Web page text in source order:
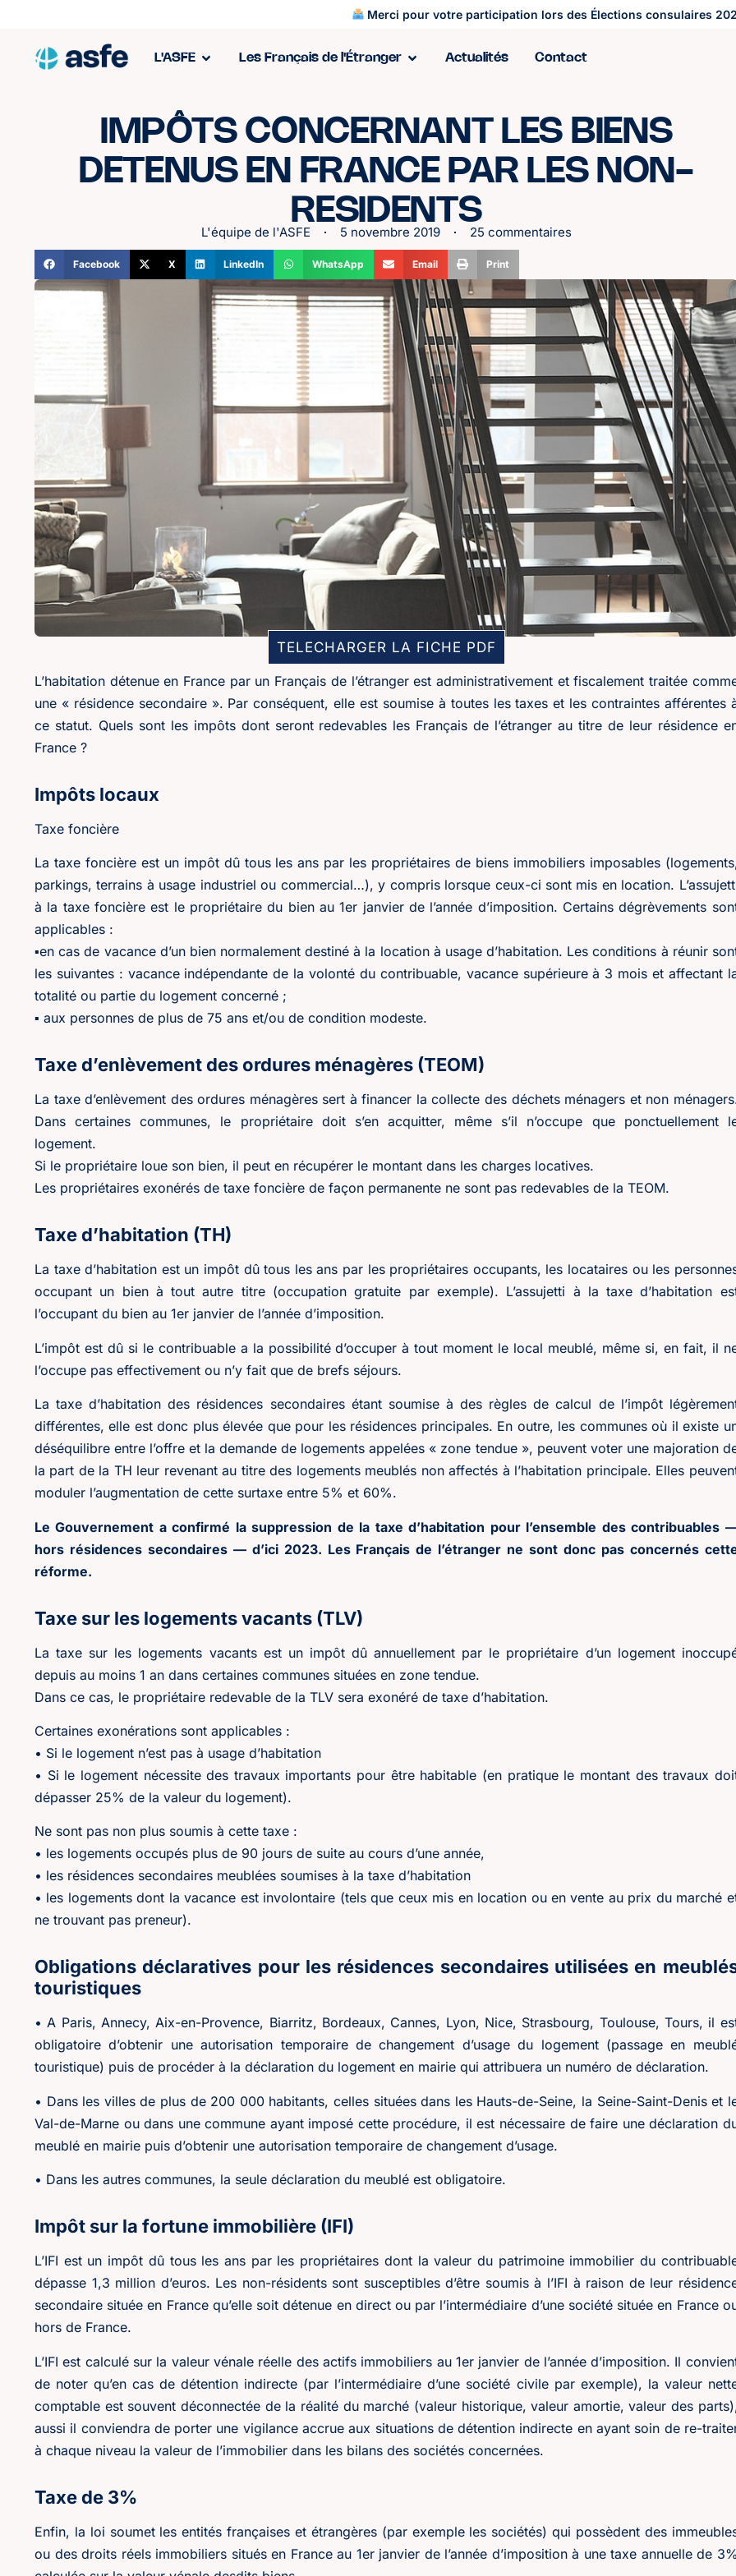
Merci pour votre participation lors des Élections consulaires
L'ASFE Les Français de l'Étranger Actualités Contact
IMPÔTS CONCERNANT LES BIENS
DETENUS EN FRANCE PAR LES NON-
RESIDENTS
L'équipe de l'ASFE 5 novembre 2019 25 commentaires
Facebook X LinkedIn WhatsApp Email Print
TELECHARGER LA FICHE PDF
L’habitation détenue en France par un Français de l’étranger est administrativement et fiscalement traitée
une « résidence secondaire ». Par conséquent, elle est soumise à toutes les taxes et les contraintes afférentes
ce statut. Quels sont les impôts dont seront redevables les Français de l’étranger au titre de leur résidence
France ?
Impôts locaux
Taxe foncière
La taxe foncière est un impôt dû tous les ans par les propriétaires de biens immobiliers imposables
parkings, terrains à usage industriel ou commercial…), y compris lorsque ceux-ci sont mis en location.
à la taxe foncière est le propriétaire du bien au 1er janvier de l’année d’imposition. Certains dégrèvements
applicables :
▪en cas de vacance d’un bien normalement destiné à la location à usage d’habitation. Les conditions à réunir
les suivantes : vacance indépendante de la volonté du contribuable, vacance supérieure à 3 mois et affectant
totalité ou partie du logement concerné ;
▪ aux personnes de plus de 75 ans et/ou de condition modeste.
Taxe d’enlèvement des ordures ménagères (TEOM)
La taxe d’enlèvement des ordures ménagères sert à financer la collecte des déchets ménagers et non
Dans certaines communes, le propriétaire doit s’en acquitter, même s’il n’occupe que ponctuellement
logement.
Si le propriétaire loue son bien, il peut en récupérer le montant dans les charges locatives.
Les propriétaires exonérés de taxe foncière de façon permanente ne sont pas redevables de la TEOM.
Taxe d’habitation (TH)
La taxe d’habitation est un impôt dû tous les ans par les propriétaires occupants, les locataires ou les
occupant un bien à tout autre titre (occupation gratuite par exemple). L’assujetti à la taxe d’habitation
l’occupant du bien au 1er janvier de l’année d’imposition.
L’impôt est dû si le contribuable a la possibilité d’occuper à tout moment le local meublé, même si, en fait, il
l’occupe pas effectivement ou n’y fait que de brefs séjours.
La taxe d’habitation des résidences secondaires étant soumise à des règles de calcul de l’impôt
différentes, elle est donc plus élevée que pour les résidences principales. En outre, les communes où il existe
déséquilibre entre l’offre et la demande de logements appelées « zone tendue », peuvent voter une majoration
la part de la TH leur revenant au titre des logements meublés non affectés à l’habitation principale. Elles
moduler l’augmentation de cette surtaxe entre 5% et 60%.
Le Gouvernement a confirmé la suppression de la taxe d’habitation pour l’ensemble des contribuables
hors résidences secondaires — d’ici 2023. Les Français de l’étranger ne sont donc pas concernés
réforme.
Taxe sur les logements vacants (TLV)
La taxe sur les logements vacants est un impôt dû annuellement par le propriétaire d’un logement
depuis au moins 1 an dans certaines communes situées en zone tendue.
Dans ce cas, le propriétaire redevable de la TLV sera exonéré de taxe d’habitation.
Certaines exonérations sont applicables :
• Si le logement n’est pas à usage d’habitation
• Si le logement nécessite des travaux importants pour être habitable (en pratique le montant des travaux
dépasser 25% de la valeur du logement).
Ne sont pas non plus soumis à cette taxe :
• les logements occupés plus de 90 jours de suite au cours d’une année,
• les résidences secondaires meublées soumises à la taxe d’habitation
• les logements dont la vacance est involontaire (tels que ceux mis en location ou en vente au prix du marché
ne trouvant pas preneur).
Obligations déclaratives pour les résidences secondaires utilisées en
touristiques
• A Paris, Annecy, Aix-en-Provence, Biarritz, Bordeaux, Cannes, Lyon, Nice, Strasbourg, Toulouse, Tours, il
obligatoire d’obtenir une autorisation temporaire de changement d’usage du logement (passage en
touristique) puis de procéder à la déclaration du logement en mairie qui attribuera un numéro de déclaration.
• Dans les villes de plus de 200 000 habitants, celles situées dans les Hauts-de-Seine, la Seine-Saint-Denis et
Val-de-Marne ou dans une commune ayant imposé cette procédure, il est nécessaire de faire une déclaration
meublé en mairie puis d’obtenir une autorisation temporaire de changement d’usage.
• Dans les autres communes, la seule déclaration du meublé est obligatoire.
Impôt sur la fortune immobilière (IFI)
L’IFI est un impôt dû tous les ans par les propriétaires dont la valeur du patrimoine immobilier du
dépasse 1,3 million d’euros. Les non-résidents sont susceptibles d’être soumis à l’IFI à raison de leur
secondaire située en France qu’elle soit détenue en direct ou par l’intermédiaire d’une société située en France
hors de France.
L’IFI est calculé sur la valeur vénale réelle des actifs immobiliers au 1er janvier de l’année d’imposition. Il
de noter qu’en cas de détention indirecte (par l’intermédiaire d’une société civile par exemple), la valeur
comptable est souvent déconnectée de la réalité du marché (valeur historique, valeur amortie, valeur des
aussi il conviendra de porter une vigilance accrue aux situations de détention indirecte en ayant soin de re-
à chaque niveau la valeur de l’immobilier dans les bilans des sociétés concernées.
Taxe de 3%
Enfin, la loi soumet les entités françaises et étrangères (par exemple les sociétés) qui possèdent des
ou des droits réels immobiliers situés en France au 1er janvier de l’année d’imposition à une taxe annuelle de 3%